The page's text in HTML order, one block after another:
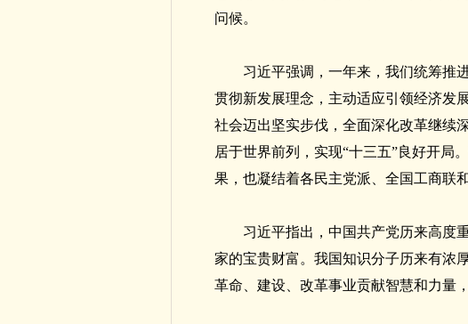
问候。
习近平强调，一年来，我们统筹推
贯彻新发展理念，主动适应引领经济发
社会迈出坚实步伐，全面深化改革继续
居于世界前列，实现“十三五”良好开局
果，也凝结着各民主党派、全国工商联
习近平指出，中国共产党历来高度
家的宝贵财富。我国知识分子历来有浓
革命、建设、改革事业贡献智慧和力量